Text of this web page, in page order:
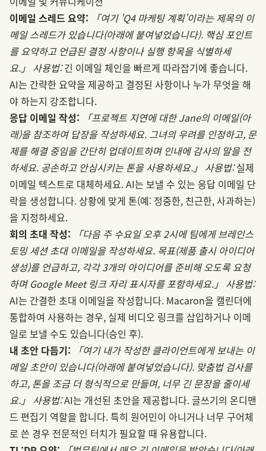
이메일 스레드 요약:
「여기 'Q4 마케팅 계획'이라는 제목의 이
메일 스레드가 있습니다(아래에 붙여넣었습니다). 핵심 포인트
를 요약하고 언급된 결정 사항이나 실행 항목을 식별하세
요.」 사용법:긴 이메일 체인을 빠르게 따라잡기에 좋습니다.
AI는 간략한 요약을 제공하고 결정된 사항이나 누가 무엇을 해
야 하는지 강조합니다.
응답 이메일 작성:
「프로젝트 지연에 대한 Jane의 이메일(아
래)을 참조하여 답장을 작성하세요. 그녀의 우려를 인정하고, 문
제를 해결 중임을 간단히 업데이트하며 인내에 감사의 말을 전
하세요. 공손하고 안심시키는 톤을 사용하세요.」 사용법:실제
이메일 텍스트로 대체하세요. AI는 보낼 수 있는 응답 이메일 단
락을 생성합니다. 상황에 맞게 톤(예: 정중한, 친근한, 사과하는)
을 지정하세요.
회의 초대 작성:
「다음 주 수요일 오후 2시에 팀에게 브레인스
토밍 세션 초대 이메일을 작성하세요. 목표(제품 출시 아이디어
생성)를 언급하고, 각각 3개의 아이디어를 준비해 오도록 요청
하며 Google Meet 링크 자리 표시자를 포함하세요.」 사용법:
AI는 간결한 초대 이메일을 작성합니다. Macaron을 캘린더에
통합하여 사용하는 경우, 실제 비디오 링크를 삽입하거나 이메
일로 보낼 수도 있습니다(승인 후).
내 초안 다듬기:
「여기 내가 작성한 클라이언트에게 보내는 이
메일 초안이 있습니다(아래에 붙여넣었습니다). 맞춤법 검사를
하고, 톤을 조금 더 형식적으로 만들며, 너무 긴 문장을 줄이세
요.」 사용법:AI는 개선된 초안을 제공합니다. 글쓰기의 온디맨
드 편집기 역할을 합니다. 특히 원어민이 아니거나 너무 구어체
로 쓴 경우 전문적인 터치가 필요할 때 유용합니다.